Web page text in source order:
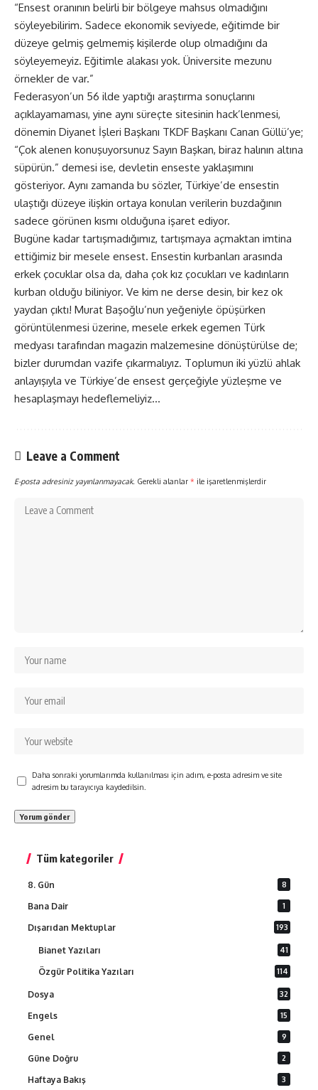
“Ensest oranının belirli bir bölgeye mahsus olmadığını
söyleyebilirim. Sadece ekonomik seviyede, eğitimde bir
düzeye gelmiş gelmemiş kişilerde olup olmadığını da
söyleyemeyiz. Eğitimle alakası yok. Üniversite mezunu
örnekler de var.”
Federasyon’un 56 ilde yaptığı araştırma sonuçlarını
açıklayamaması, yine aynı süreçte sitesinin hack’lenmesi,
dönemin Diyanet İşleri Başkanı TKDF Başkanı Canan Güllü’ye;
“Çok alenen konuşuyorsunuz Sayın Başkan, biraz halının altına
süpürün.” demesi ise, devletin enseste yaklaşımını
gösteriyor. Aynı zamanda bu sözler, Türkiye’de ensestin
ulaştığı düzeye ilişkin ortaya konulan verilerin buzdağının
sadece görünen kısmı olduğuna işaret ediyor.
Bugüne kadar tartışmadığımız, tartışmaya açmaktan imtina
ettiğimiz bir mesele ensest. Ensestin kurbanları arasında
erkek çocuklar olsa da, daha çok kız çocukları ve kadınların
kurban olduğu biliniyor. Ve kim ne derse desin, bir kez ok
yaydan çıktı! Murat Başoğlu’nun yeğeniyle öpüşürken
görüntülenmesi üzerine, mesele erkek egemen Türk
medyası tarafından magazin malzemesine dönüştürülse de;
bizler durumdan vazife çıkarmalıyız. Toplumun iki yüzlü ahlak
anlayışıyla ve Türkiye’de ensest gerçeğiyle yüzleşme ve
hesaplaşmayı hedeflemeliyiz…
Leave a Comment
E-posta adresiniz yayınlanmayacak. Gerekli alanlar * ile işaretlenmişlerdir
Daha sonraki yorumlarımda kullanılması için adım, e-posta adresim ve site
adresim bu tarayıcıya kaydedilsin.
Tüm kategoriler
8. Gün 8
Bana Dair 1
Dışarıdan Mektuplar 193
Bianet Yazıları 41
Özgür Politika Yazıları 114
Dosya 32
Engels 15
Genel 9
Güne Doğru 2
Haftaya Bakış 3